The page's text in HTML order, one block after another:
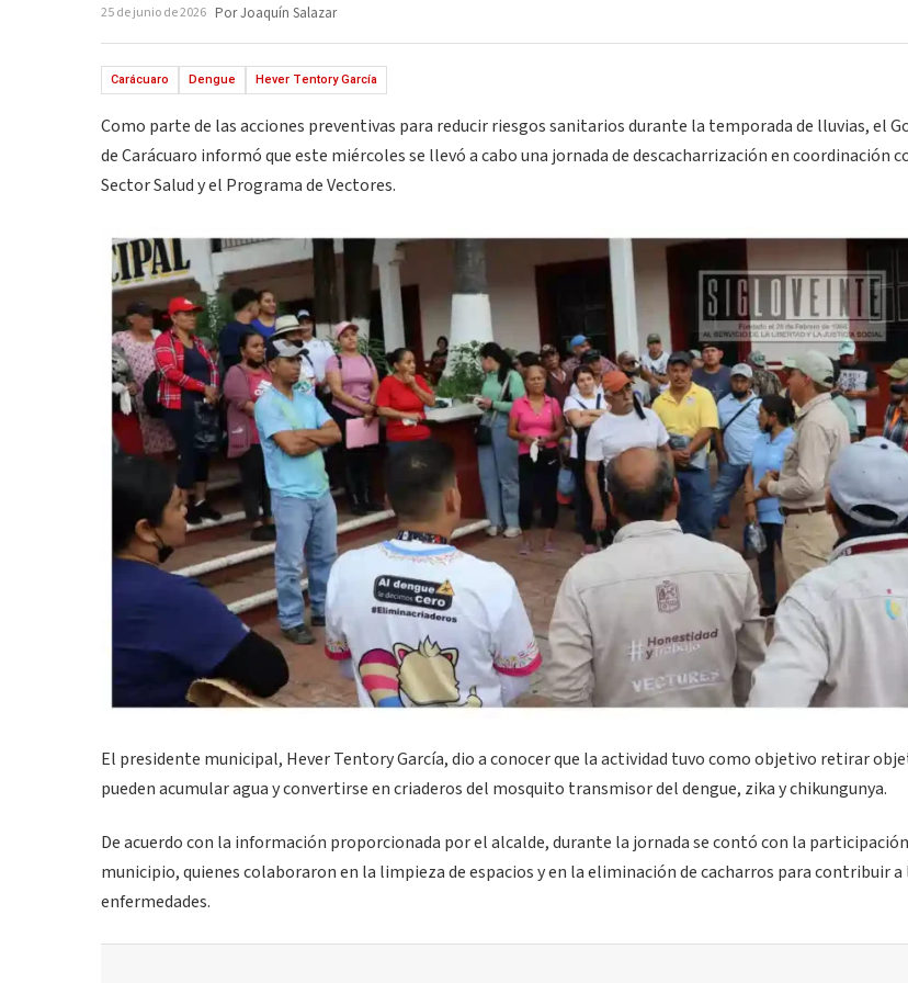
25 de junio de 2026 Por Joaquín Salazar
Carácuaro Dengue Hever Tentory García
Como parte de las acciones preventivas para reducir riesgos sanitarios durante la temporada de lluvias, el
de Carácuaro informó que este miércoles se llevó a cabo una jornada de descacharrización en coordinación
Sector Salud y el Programa de Vectores.
El presidente municipal, Hever Tentory García, dio a conocer que la actividad tuvo como objetivo retirar
pueden acumular agua y convertirse en criaderos del mosquito transmisor del dengue, zika y chikungunya.
De acuerdo con la información proporcionada por el alcalde, durante la jornada se contó con la
municipio, quienes colaboraron en la limpieza de espacios y en la eliminación de cacharros para contribuir a
enfermedades.